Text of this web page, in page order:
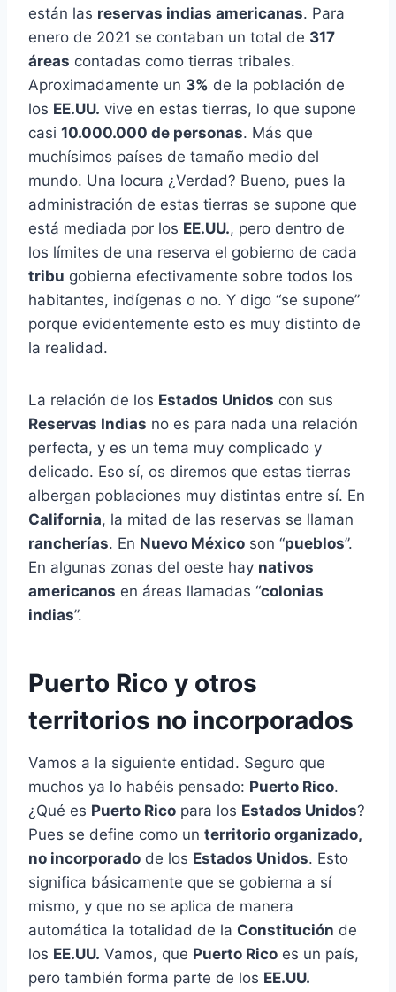
están las reservas indias americanas. Para
enero de 2021 se contaban un total de 317
áreas contadas como tierras tribales.
Aproximadamente un 3% de la población de
los EE.UU. vive en estas tierras, lo que supone
casi 10.000.000 de personas. Más que
muchísimos países de tamaño medio del
mundo. Una locura ¿Verdad? Bueno, pues la
administración de estas tierras se supone que
está mediada por los EE.UU., pero dentro de
los límites de una reserva el gobierno de cada
tribu gobierna efectivamente sobre todos los
habitantes, indígenas o no. Y digo “se supone”
porque evidentemente esto es muy distinto de
la realidad.
La relación de los Estados Unidos con sus
Reservas Indias no es para nada una relación
perfecta, y es un tema muy complicado y
delicado. Eso sí, os diremos que estas tierras
albergan poblaciones muy distintas entre sí. En
California, la mitad de las reservas se llaman
rancherías. En Nuevo México son “pueblos”.
En algunas zonas del oeste hay nativos
americanos en áreas llamadas “colonias
indias”.
Puerto Rico y otros
territorios no incorporados
Vamos a la siguiente entidad. Seguro que
muchos ya lo habéis pensado: Puerto Rico.
¿Qué es Puerto Rico para los Estados Unidos?
Pues se define como un territorio organizado,
no incorporado de los Estados Unidos. Esto
significa básicamente que se gobierna a sí
mismo, y que no se aplica de manera
automática la totalidad de la Constitución de
los EE.UU. Vamos, que Puerto Rico es un país,
pero también forma parte de los EE.UU.